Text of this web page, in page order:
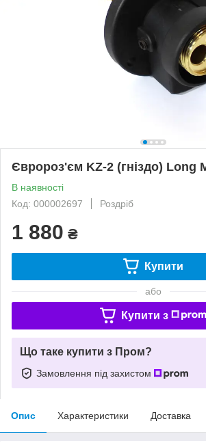
Євророз'єм KZ-2 (гніздо) Long
В наявності
Код: 000002697
Роздріб
1 880 ₴
Купити
або
Купити з
Що таке купити з Пром?
Замовлення під захистом
Опис Характеристики Доставка